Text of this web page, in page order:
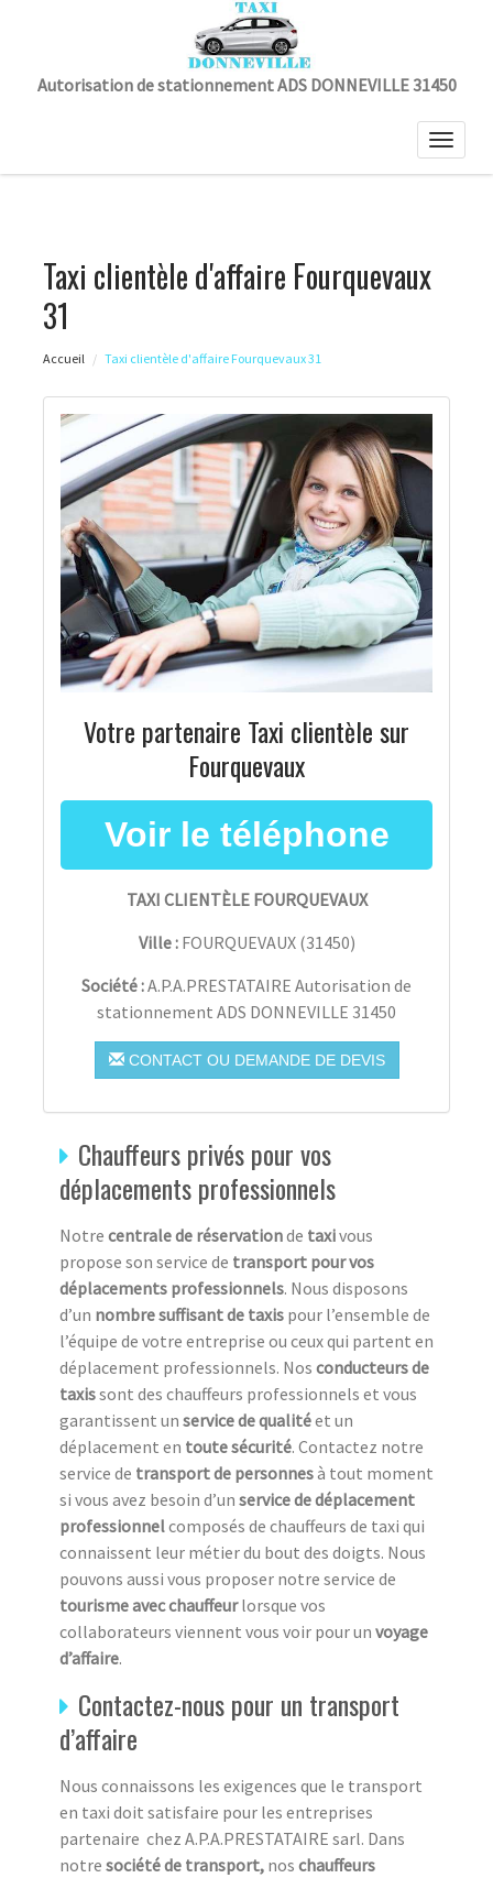
Autorisation de stationnement ADS DONNEVILLE 31450
Toggle
Taxi clientèle d'affaire Fourquevaux
31
Accueil Taxi clientèle d'affaire Fourquevaux 31
Votre partenaire Taxi clientèle sur
Fourquevaux
TAXI CLIENTÈLE FOURQUEVAUX
Ville : FOURQUEVAUX(31450)
Société :A.P.A.PRESTATAIRE Autorisation de
stationnement ADS DONNEVILLE 31450
CONTACT OU DEMANDE DE DEVIS
Chauffeurs privés pour vos
déplacements professionnels
Notre centrale de réservationde taxivous
propose son service de transport pour vos
déplacements professionnels. Nous disposons
d’un nombre suffisant de taxis pour l’ensemble de
l’équipe de votre entreprise ou ceux qui partent en
déplacement professionnels. Nos conducteurs de
taxissont des chauffeurs professionnels et vous
garantissent un service de qualitéet un
déplacement en toute sécurité. Contactez notre
service de transport de personnesà tout moment
si vous avez besoin d’un service de déplacement
professionnelcomposés de chauffeurs de taxi qui
connaissent leur métier du bout des doigts. Nous
pouvons aussi vous proposer notre service de
tourisme avec chauffeurlorsque vos
collaborateurs viennent vous voir pour un voyage
d’affaire.
Contactez-nous pour un transport
d’affaire
Nous connaissons les exigences que le transport
en taxi doit satisfaire pour les entreprises
partenaire chez A.P.A.PRESTATAIRE sarl. Dans
notre société de transport, nos chauffeurs